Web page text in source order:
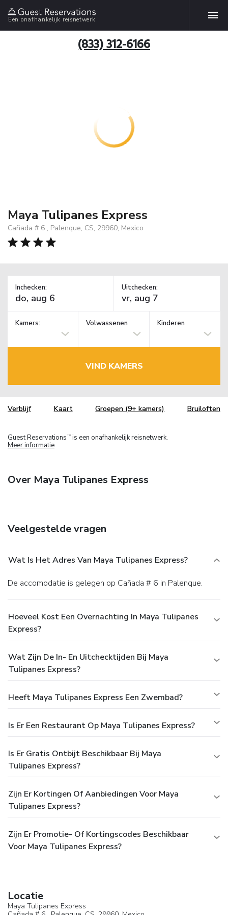
Een onafhankelijk reisnetwerk
(833) 312-6166
Maya Tulipanes Express
Cañada # 6 , Palenque, CS, 29960, Mexico
Inchecken: Uitchecken:
Kamers: Volwassenen Kinderen
VIND KAMERS
Verblijf Kaart Groepen (9+ kamers) Bruiloften
Guest Reservations TM is een onafhankelijk reisnetwerk.
Meer informatie
Over Maya Tulipanes Express
Veelgestelde vragen
Wat Is Het Adres Van Maya Tulipanes Express?
De accomodatie is gelegen op Cañada # 6 in Palenque.
Hoeveel Kost Een Overnachting In Maya Tulipanes
Express?
Wat Zijn De In- En Uitchecktijden Bij Maya
Tulipanes Express?
Heeft Maya Tulipanes Express Een Zwembad?
Is Er Een Restaurant Op Maya Tulipanes Express?
Is Er Gratis Ontbijt Beschikbaar Bij Maya
Tulipanes Express?
Zijn Er Kortingen Of Aanbiedingen Voor Maya
Tulipanes Express?
Zijn Er Promotie- Of Kortingscodes Beschikbaar
Voor Maya Tulipanes Express?
Locatie
Maya Tulipanes Express